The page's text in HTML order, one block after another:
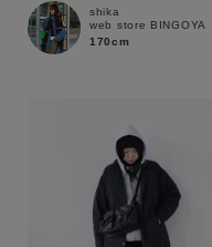
shika
web store BINGOYA
170cm